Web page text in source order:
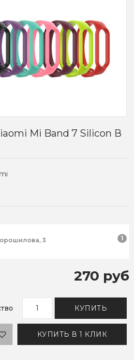
Mi Band 7 Silicon В
3 1
270 руб
КУПИТЬ
КУПИТЬ В 1 КЛИК